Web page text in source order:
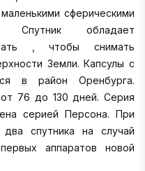
сферическими
Спутник обладает
, чтобы снимать
Земли. Капсулы с
в район Оренбурга.
76 до 130 дней. Серия
серией Персона. При
спутника на случай
аппаратов новой